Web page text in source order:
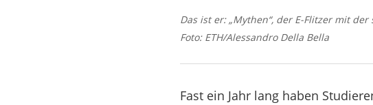
Das ist er: „Mythen“, der E-Flitzer mit
Foto: ETH/Alessandro Della Bella
Fast ein Jahr lang haben